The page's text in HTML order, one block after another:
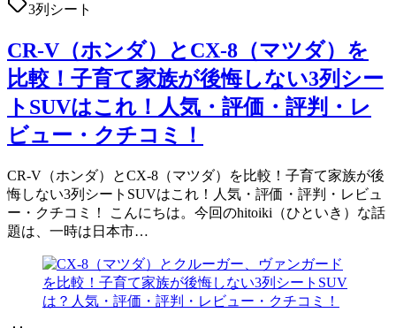
3列シート
CR-V（ホンダ）とCX-8（マツダ）を
比較！子育て家族が後悔しない3列シー
トSUVはこれ！人気・評価・評判・レ
ビュー・クチコミ！
CR-V（ホンダ）とCX-8（マツダ）を比較！子育て家族が後
悔しない3列シートSUVはこれ！人気・評価・評判・レビュ
ー・クチコミ！ こんにちは。今回のhitoiki（ひといき）な話
題は、一時は日本市…